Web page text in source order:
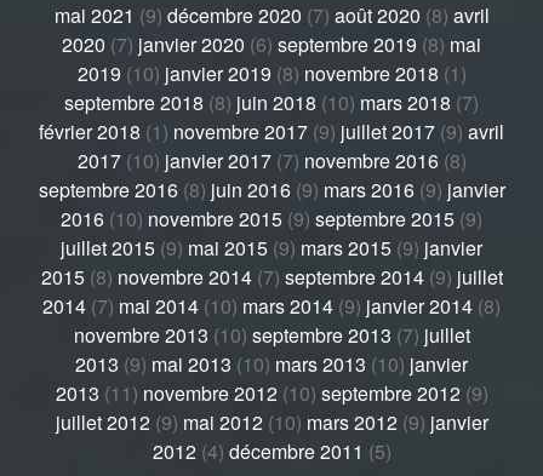
mai 2021 (9) décembre 2020 (7) août 2020 (8) avril
2020 (7) janvier 2020 (6) septembre 2019 (8) mai
2019 (10) janvier 2019 (8) novembre 2018 (1)
septembre 2018 (8) juin 2018 (10) mars 2018 (7)
février 2018 (1) novembre 2017 (9) juillet 2017 (9) avril
2017(10) janvier 2017(7) novembre 2016(8)
septembre 2016(8) juin 2016(9) mars 2016(9) janvier
2016 (10) novembre 2015 (9) septembre 2015 (9)
juillet 2015 (9) mai 2015 (9) mars 2015 (9) janvier
2015(8) novembre 2014(7) septembre 2014(9) juillet
2014 (7) mai 2014 (10) mars 2014 (9) janvier 2014 (8)
novembre 2013 (10) septembre 2013 (7) juillet
2013 (9) mai 2013 (10) mars 2013 (10) janvier
2013 (11) novembre 2012(10) septembre 2012 (9)
juillet 2012(9) mai 2012(10) mars 2012(9) janvier
2012(4) décembre 2011 (5)